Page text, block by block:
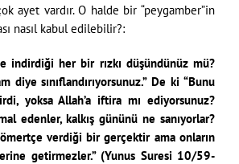
ayet vardır. O halde bir “peygamber”in
nasıl kabul edilebilir?:
indirdiği her bir rızkı düşündünüz mü?
diye sınıflandırıyorsunuz.” De ki “Bunu
yoksa Allah’a iftira mı ediyorsunuz?
edenler, kalkış gününü ne sanıyorlar?
verdiği bir gerçektir ama onların
getirmezler.” (Yunus Suresi 10/59-